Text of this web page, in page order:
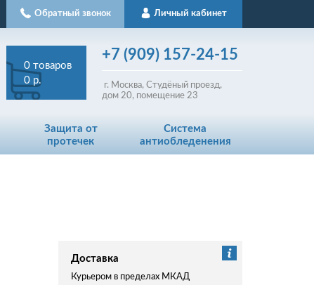
Личный кабинет
Обратный звонок
+7 (909) 157-24-15
г. Москва, Студёный проезд,
дом 20, помещение 23
0 товаров
0 р.
Защита от
протечек
Система
антиобледенения
Доставка
Курьером в пределах МКАД